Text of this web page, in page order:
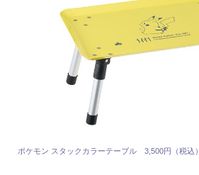
ポケモン スタックカラーテーブル 3,500円（税込）